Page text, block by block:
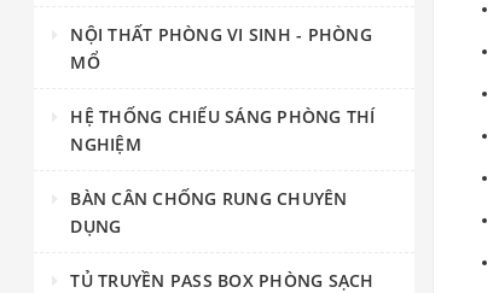
NỘI THẤT PHÒNG VI SINH - PHÒNG
MỔ
HỆ THỐNG CHIẾU SÁNG PHÒNG THÍ
NGHIỆM
BÀN CÂN CHỐNG RUNG CHUYÊN
DỤNG
TỦ TRUYỀN PASS BOX PHÒNG SẠCH